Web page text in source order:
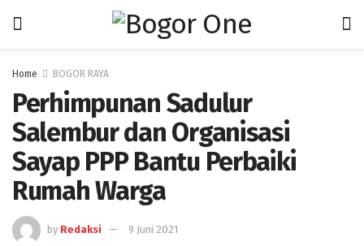
Home BOGOR RAYA
Perhimpunan Sadulur
Salembur dan Organisasi
Sayap PPP Bantu Perbaiki
Rumah Warga
by Redaksi 9 Juni 2021